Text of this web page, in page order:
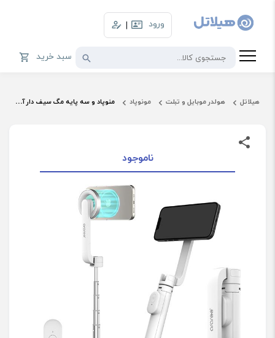
ورود |
سبد خرید
هیلاتل هولدر موبایل و تبلت مونوپاد منوپاد و سه پایه مگ سیف دار آراری مدل Magfie Pod
ناموجود